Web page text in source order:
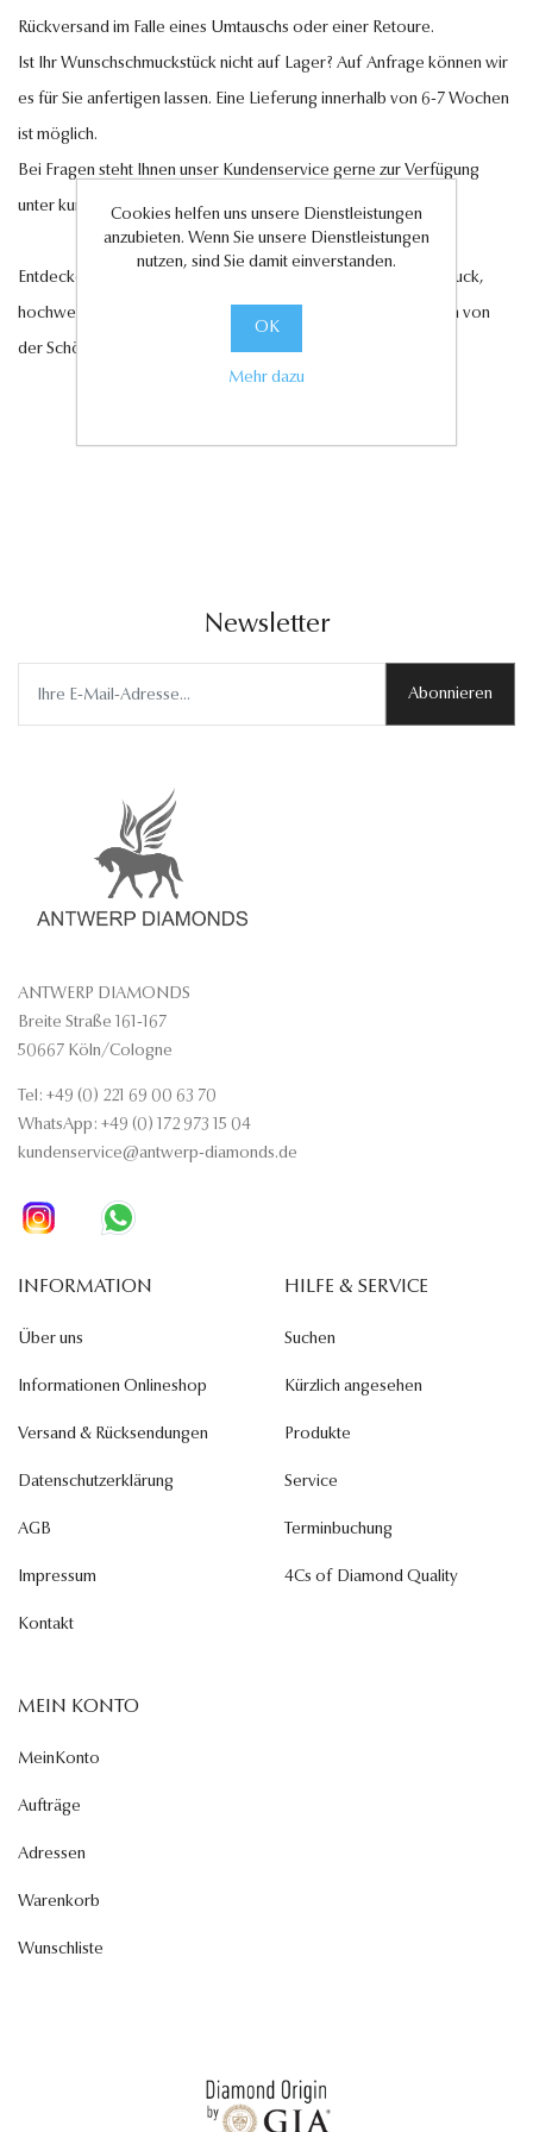
Rückversand im Falle eines Umtauschs oder einer Retoure.
Ist Ihr Wunschschmuckstück nicht auf Lager? Auf Anfrage können wir
es für Sie anfertigen lassen. Eine Lieferung innerhalb von 6-7 Wochen
ist möglich.
Bei Fragen steht Ihnen unser Kundenservice gerne zur Verfügung
unter kundenservice@antwerp-diamonds.de.
Entdecken Sie jetzt unsere exquisite Auswahl an Diamantschmuck,
hochwertigen Edelsteinen und edlen Perlen und lassen Sie sich von
der Schönheit und Eleganz unserer Kollektionen verzaubern.
Newsletter
Abonnieren
ANTWERP DIAMONDS
Breite Straße 161-167
50667 Köln/Cologne
Tel: +49 (0) 221 69 00 63 70
WhatsApp: +49 (0) 172 973 15 04
kundenservice@antwerp-diamonds.de
INFORMATION
Über uns
Informationen Onlineshop
Versand & Rücksendungen
Datenschutzerklärung
AGB
Impressum
Kontakt
HILFE & SERVICE
Suchen
Kürzlich angesehen
Produkte
Service
Terminbuchung
4Cs of Diamond Quality
MEIN KONTO
MeinKonto
Aufträge
Adressen
Warenkorb
Wunschliste
Cookies helfen uns unsere Dienstleistungen
anzubieten. Wenn Sie unsere Dienstleistungen
nutzen, sind Sie damit einverstanden.
OK
Mehr dazu